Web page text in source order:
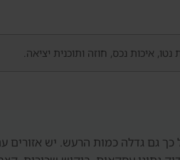
איכות נכס, חוזה ותוכנית יציאה.
גם גדלה כמות הרעש. יש אזורים